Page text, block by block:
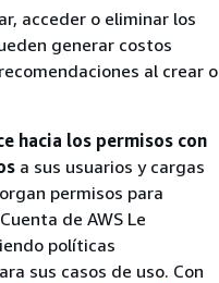
acceder o eliminar los
generar costos
al crear o
hacia los permisos con
a sus usuarios y cargas
permisos para
de AWS Le
políticas
sus casos de uso. Con